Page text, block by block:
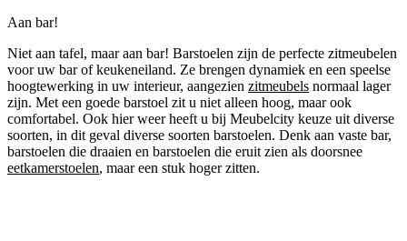
Aan bar!
Niet aan tafel, maar aan bar! Barstoelen zijn de perfecte zitmeubelen
voor uw bar of keukeneiland. Ze brengen dynamiek en een speelse
hoogtewerking in uw interieur, aangezien zitmeubels normaal lager
zijn. Met een goede barstoel zit u niet alleen hoog, maar ook
comfortabel. Ook hier weer heeft u bij Meubelcity keuze uit diverse
soorten, in dit geval diverse soorten barstoelen. Denk aan vaste bar,
barstoelen die draaien en barstoelen die eruit zien als doorsnee
eetkamerstoelen, maar een stuk hoger zitten.